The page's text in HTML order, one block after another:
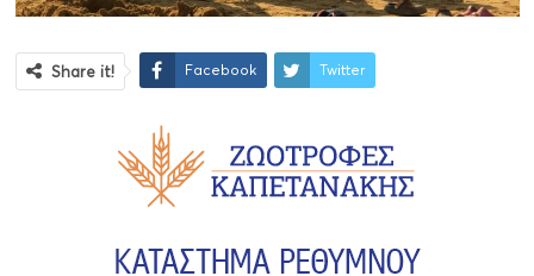
Share it! Facebook Twitter